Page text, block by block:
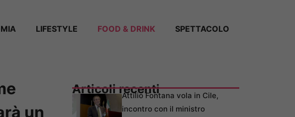
LIFESTYLE FOOD & DRINK SPETTACOLO
un
Articoli recentiAttilio Fontana vola in Cile,
incontro con il ministro